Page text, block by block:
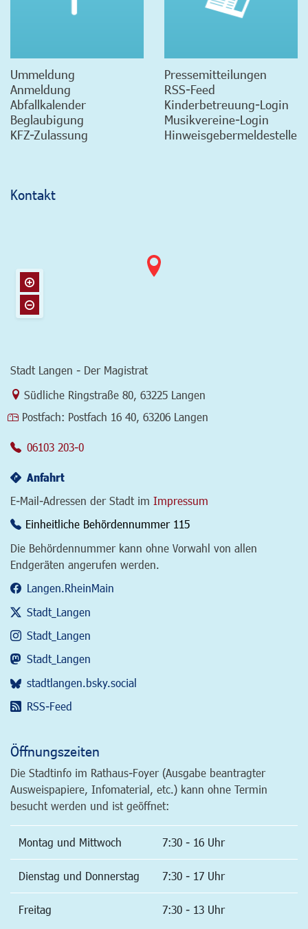
Ummeldung
Anmeldung
Abfallkalender
Beglaubigung
KFZ-Zulassung
Pressemitteilungen
RSS-Feed
Kinderbetreuung-Login
Musikvereine-Login
Hinweisgebermeldestelle
Kontakt
Stadt Langen - Der Magistrat
Link zur Google-Maps Navigation
Südliche Ringstraße 80 63225 Langen
Postfach: Postfach 16 40, 63206 Langen
06103 203-0
Anfahrt
E-Mail-Adressen der Stadt im Impressum
Einheitliche Behördennummer 115
Die Behördennummer kann ohne Vorwahl von allen
Endgeräten angerufen werden.
Langen.RheinMain
Stadt_Langen
Stadt_Langen
Stadt_Langen
stadtlangen.bsky.social
RSS-Feed
Öffnungszeiten
Die Stadtinfo im Rathaus-Foyer (Ausgabe beantragter
Ausweispapiere, Infomaterial, etc.) kann ohne Termin
besucht werden und ist geöffnet:
Montag und Mittwoch 7:30 - 16 Uhr
Dienstag und Donnerstag 7:30 - 17 Uhr
Freitag 7:30 - 13 Uhr